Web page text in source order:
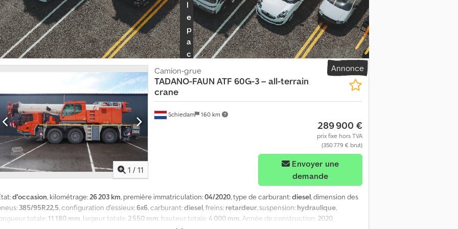
Dommages : aucun
l
e
p
a
c
r
v
e
I
n
o
Annonce
1 / 11
Schiedam 160 km
Camion-grue
TADANO-FAUN ATF 60G-3 – all-terrain
crane
289 900 €
prix fixe hors TVA
(350 779 € brut)
demande
d'occasion, kilométrage:26 203 km, première immatriculation:04/2020, type de carburant:diesel, dimension des
385/95R22,5, configuration d'essieux:6x6, carburant:diesel, freins: retardeur, suspension: hydraulique,
totale:11 180 mm, largeur totale: 2 550 mm, hauteur totale:4 000 mm, Année de construction: 2020,